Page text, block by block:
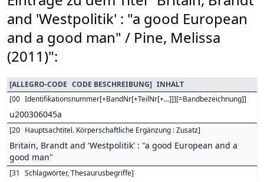
and 'Westpolitik' : "a good European
and a good man" / Pine, Melissa
(2011)":
[ALLEGRO-CODE CODE BESCHREIBUNG] INHALT
[00 Identifikationsnummer[+BandNr[+TeilNr[+...]]][=Bandbezeichnung]]
u200306045a
[20 Hauptsachtitel. Körperschaftliche Ergänzung : Zusatz]
Britain, Brandt and 'Westpolitik' : "a good European and a
good man"
[31 Schlagwörter, Thesaurusbegriffe]